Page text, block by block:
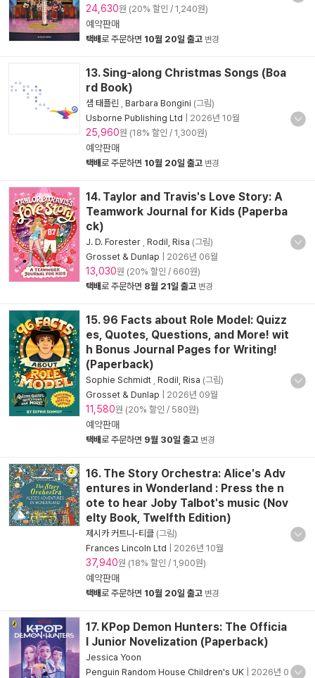
24,630원 (20% 할인 / 1,240원)
예약판매
택배로 주문하면 10월 20일 출고 변경
13. Sing-along Christmas Songs (Boa
rd Book)
샘 태플린 Barbara Bongini (그림)
Usborne Publishing Ltd
2026년 10월
25,960원 (18% 할인 / 1,300원)
예약판매
택배로 주문하면 10월 20일 출고 변경
14. Taylor and Travis's Love Story: A
Teamwork Journal for Kids (Paperba
ck)
J. D. Forester Rodil, Risa (그림)
Grosset & Dunlap
2026년 06월
13,030원 (20% 할인 / 660원)
택배로 주문하면 8월 21일 출고 변경
15. 96 Facts about Role Model: Quizz
es, Quotes, Questions, and More! wit
h Bonus Journal Pages for Writing!
(Paperback)
Sophie Schmidt Rodil, Risa (그림)
Grosset & Dunlap
2026년 09월
11,580원 (20% 할인 / 580원)
예약판매
택배로 주문하면 9월 30일 출고 변경
16. The Story Orchestra: Alice's Adv
entures in Wonderland : Press the n
ote to hear Joby Talbot's music (Nov
elty Book, Twelfth Edition)
제시카 커트니-티클 (그림)
Frances Lincoln Ltd
2026년 10월
37,940원 (18% 할인 / 1,900원)
예약판매
택배로 주문하면 10월 20일 출고 변경
17. KPop Demon Hunters: The Officia
l Junior Novelization (Paperback)
Jessica Yoon
Penguin Random House Children's UK
2026년 0